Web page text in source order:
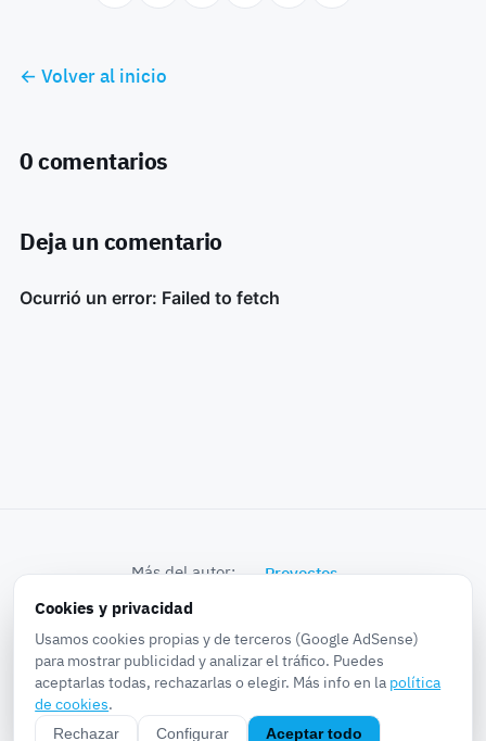
← Volver al inicio
0 comentarios
Deja un comentario
Más del autor: Proyectos
Experiencias, Pruebas...
Sobre·Privacidad·Cookies·Aviso legal ·RSS·
Configurar cookies
Cookies y privacidad
Usamos cookies propias y de terceros (Google AdSense)
para mostrar publicidad y analizar el tráfico. Puedes
aceptarlas todas, rechazarlas o elegir. Más info en la política
de cookies.
Rechazar Configurar Aceptar todo